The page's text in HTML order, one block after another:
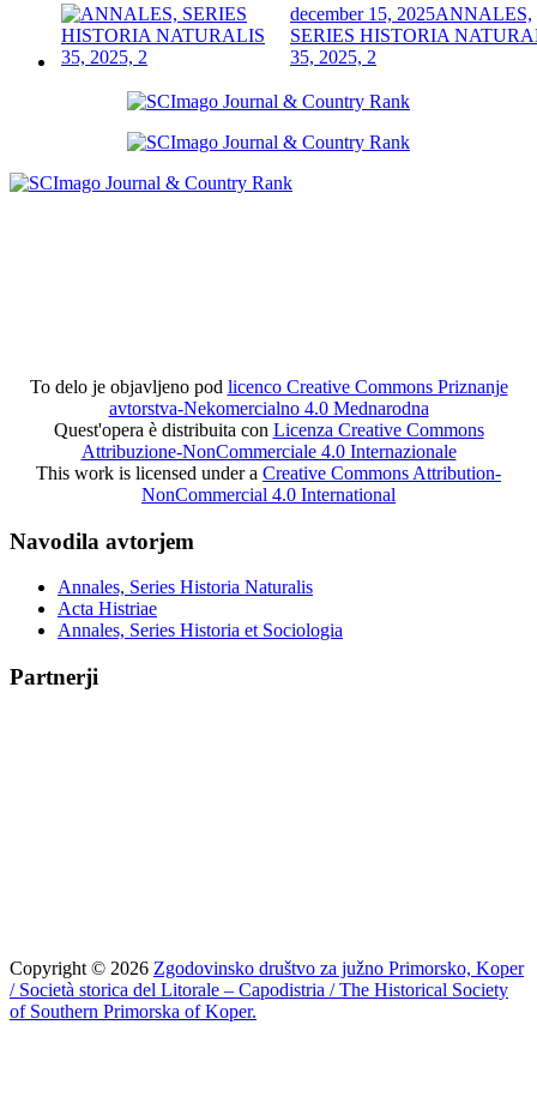
december 15, 2025ANNALES,
SERIES HISTORIA
35, 2025, 2
To delo je objavljeno pod licenco Creative Commons Priznanje
avtorstva-Nekomercialno 4.0 Mednarodna
Quest'opera è distribuita con Licenza Creative Commons
Attribuzione-NonCommerciale 4.0 Internazionale
This work is licensed under a Creative Commons Attribution-
NonCommercial 4.0 International
Navodila avtorjem
Annales, Series Historia Naturalis
Acta Histriae
Annales, Series Historia et Sociologia
Partnerji
Copyright © 2026 Zgodovinsko društvo za južno Primorsko, Koper
/ Società storica del Litorale – Capodistria / The Historical Society
of Southern Primorska of Koper.